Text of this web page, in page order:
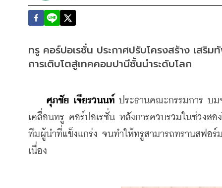
ทรู คอร์ปอเรชั่น ประกาศปรับโครงสร้าง เสริ
การเติบโตสู่เทคคอมปานีชั้นนำระดับโลก
ศุภชัย เจียรวนนท์ ประธานคณะกรรมการ บ
เคลื่อนทรู คอร์ปอเรชั่น หลังการควบรวมในช่วงสอ
ทีมผู้นำที่แข็งแกร่ง จนทำให้ทรูสามารถทรานสฟอ
เนื่อง